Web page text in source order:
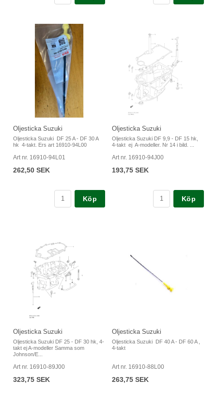
Oljesticka Suzuki
Oljesticka Suzuki DF 25 A - DF 30 A
hk 4-takt. Ers art 16910-94L00
Art nr. 16910-94L01
262,50 SEK
Köp
Oljesticka Suzuki
Oljesticka Suzuki DF 9,9 - DF 15 hk,
4-takt ej A-modeller. Nr 14 i bild. ...
Art nr. 16910-94J00
193,75 SEK
Köp
Oljesticka Suzuki
Oljesticka Suzuki DF 25 - DF 30 hk, 4-
takt ej A-modeller Samma som
Johnson/E...
Art nr. 16910-89J00
323,75 SEK
Oljesticka Suzuki
Oljesticka Suzuki DF 40 A - DF 60 A ,
4-takt
Art nr. 16910-88L00
263,75 SEK